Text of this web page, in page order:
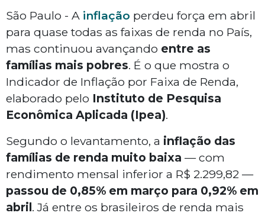
São Paulo - A inflação perdeu força em abril
para quase todas as faixas de renda no País,
mas continuou avançando entre as
famílias mais pobres. É o que mostra o
Indicador de Inflação por Faixa de Renda,
elaborado pelo Instituto de Pesquisa
Econômica Aplicada (Ipea).
Segundo o levantamento, a inflação das
famílias de renda muito baixa — com
rendimento mensal inferior a R$ 2.299,82 —
passou de 0,85% em março para 0,92% em
abril. Já entre os brasileiros de renda mais